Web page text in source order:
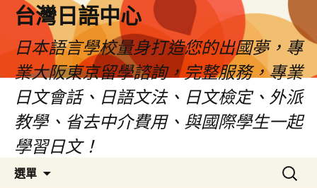
台灣日語中心
日本語言學校量身打造您的出國夢，專
業大阪東京留學諮詢，完整服務，專業
日文會話、日語文法、日文檢定、外派
教學、省去中介費用、與國際學生一起
學習日文！
選單
搜
尋